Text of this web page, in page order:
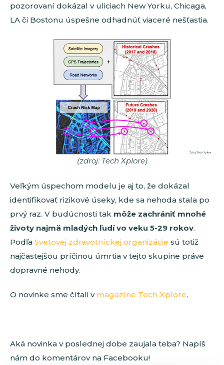
pozorovaní dokázal v uliciach New Yorku, Chicaga,
LA či Bostonu úspešne odhadnúť viaceré nešťastia.
(zdroj: Tech Xplore)
Veľkým úspechom modelu je aj to, že dokázal
identifikovať rizikové úseky, kde sa nehoda stala po
prvý raz. V budúcnosti tak môže zachrániť mnohé
životy najmä mladých ľudí vo veku 5-29 rokov.
Podľa Svetovej zdravotníckej organizácie sú totiž
najčastejšou príčinou úmrtia v tejto skupine práve
dopravné nehody.
O novinke sme čítali v magazíne Tech Xplore.
Aká novinka v poslednej dobe zaujala teba? Napíš
nám do komentárov na Facebooku!